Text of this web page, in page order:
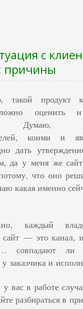
с
причины
такой продукт
оценить
Думаю,
коими и
дать
да у меня же
что оно
какая именно
каждый
сайт — это
совпадают ли
заказчика и
вас в работе
разбираться в